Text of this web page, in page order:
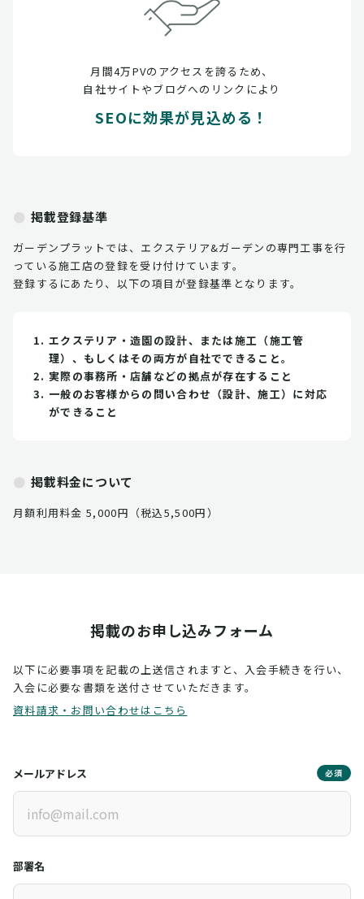
月間4万PVのアクセスを誇るため、
自社サイトやブログへのリンクにより
SEOに効果が見込める！
掲載登録基準
ガーデンプラットでは、エクステリア&ガーデンの専門工事を行
っている施工店の登録を受け付けています。
登録するにあたり、以下の項目が登録基準となります。
エクステリア・造園の設計、または施工（施工管
理）、もしくはその両方が自社でできること。
実際の事務所・店舗などの拠点が存在すること
一般のお客様からの問い合わせ（設計、施工）に対応
ができること
掲載料金について
月額利用料金 5,000円（税込5,500円）
掲載のお申し込みフォーム
以下に必要事項を記載の上送信されますと、入会手続きを行い、
入会に必要な書類を送付させていただきます。
資料請求・お問い合わせはこちら
メールアドレス 必須
部署名